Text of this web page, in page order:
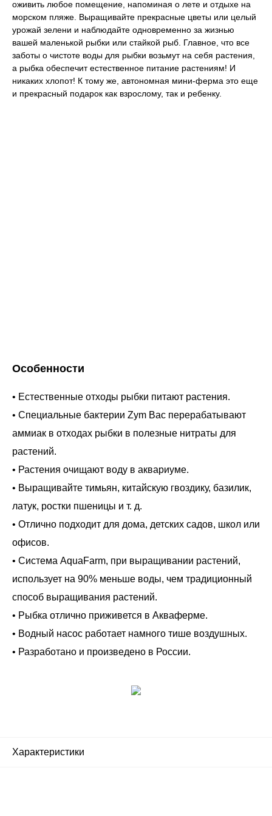
оживить любое помещение, напоминая о лете и отдыхе на
морском пляже. Выращивайте прекрасные цветы или целый
урожай зелени и наблюдайте одновременно за жизнью
вашей маленькой рыбки или стайкой рыб. Главное, что все
заботы о чистоте воды для рыбки возьмут на себя растения,
а рыбка обеспечит естественное питание растениям! И
никаких хлопот! К тому же, автономная мини-ферма это еще
и прекрасный подарок как взрослому, так и ребенку.
Особенности
• Естественные отходы рыбки питают растения.
• Специальные бактерии Zym Bac перерабатывают
аммиак в отходах рыбки в полезные нитраты для
растений.
• Растения очищают воду в аквариуме.
• Выращивайте тимьян, китайскую гвоздику, базилик,
латук, ростки пшеницы и т. д.
• Отлично подходит для дома, детских садов, школ или
офисов.
• Система AquaFarm, при выращивании растений,
использует на 90% меньше воды, чем традиционный
способ выращивания растений.
• Рыбка отлично приживется в Акваферме.
• Водный насос работает намного тише воздушных.
• Разработано и произведено в России.
Характеристики